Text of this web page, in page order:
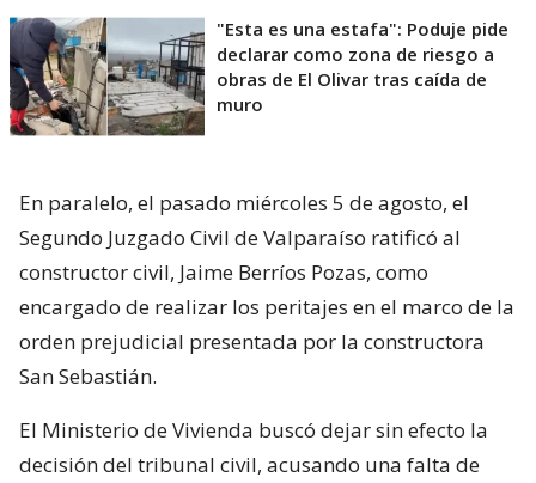
"Esta es una estafa": Poduje pide
declarar como zona de riesgo a
obras de El Olivar tras caída de
muro
En paralelo, el pasado miércoles 5 de agosto, el
Segundo Juzgado Civil de Valparaíso ratificó al
constructor civil, Jaime Berríos Pozas, como
encargado de realizar los peritajes en el marco de la
orden prejudicial presentada por la constructora
San Sebastián.
El Ministerio de Vivienda buscó dejar sin efecto la
decisión del tribunal civil, acusando una falta de